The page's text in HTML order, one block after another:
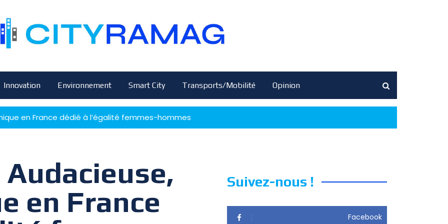
Innovation Environnement Smart City Transports/Mobilité Opinion
en France dédié à l’égalité femmes-hommes
Audacieuse,
en France
Suivez-nous !
Facebook